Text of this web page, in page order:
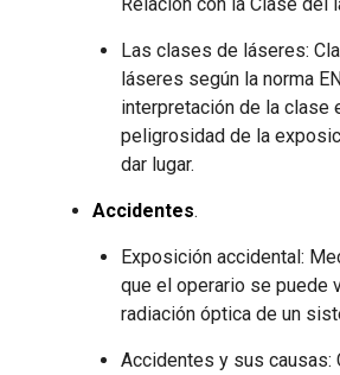
Las clases de láseres:
láseres según la norma
interpretación de la clase
peligrosidad de la
dar lugar.
Accidentes.
Exposición accidental:
que el operario se puede
radiación óptica de un
Accidentes y sus causas: